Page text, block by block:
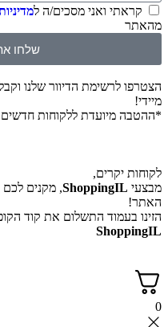
קראתי ואני מסכים/ה ל
מהאתר
שלחו
הצטרפו לרשימת הדיוור שלנו
מיידי!
*ההטבה מיועדת ללקוחות
לקוחות יקרים,
מבצעי ShoppingIL
האתר!
הזינו בעמוד התשלום את קוד
ShoppingIL
0